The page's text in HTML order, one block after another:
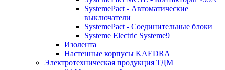
SystemePact - Автоматические
выключатели
SystemePact - Соединительные блоки
Systeme Electric Systeme9
Изолента
Настенные корпусы KAEDRA
Электротехническая продукция ТДМ